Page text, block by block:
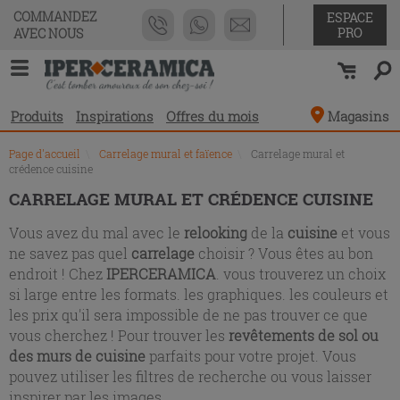
COMMANDEZ
AVEC NOUS
ESPACE
PRO
Produits Inspirations Offres du mois Magasins
Page d'accueil Carrelage mural et faïence
Carrelage mural et
crédence cuisine
CARRELAGE MURAL ET CRÉDENCE CUISINE
Vous avez du mal avec le relooking de la cuisine et vous
ne savez pas quel carrelage choisir ? Vous êtes au bon
endroit ! Chez IPERCERAMICA . vous trouverez un choix
si large entre les formats. les graphiques. les couleurs et
les prix qu'il sera impossible de ne pas trouver ce que
vous cherchez ! Pour trouver les revêtements de sol ou
des murs de cuisine parfaits pour votre projet. Vous
pouvez utiliser les filtres de recherche ou vous laisser
Liste
des